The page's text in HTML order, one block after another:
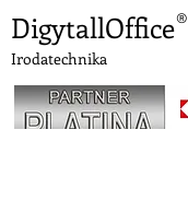
DigytallOffice®
Irodatechnika